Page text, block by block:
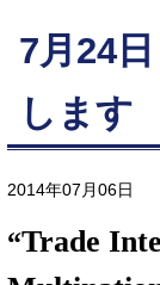
7月24
します
2014年07月06日
“Trade